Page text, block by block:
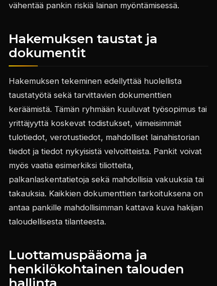
vähentää pankin riskiä lainan myöntämisessä.
Hakemuksen taustat ja
dokumentit
Hakemuksen tekeminen edellyttää huolellista
taustatyötä sekä tarvittavien dokumenttien
keräämistä. Tämän ryhmään kuuluvat työsopimus tai
yrittäjyyttä koskevat todistukset, viimeisimmät
tulotiedot, verotustiedot, mahdolliset lainahistorian
tiedot ja tiedot nykyisistä velvoitteista. Pankit voivat
myös vaatia esimerkiksi tiliotteita,
palkanlaskentatietoja sekä mahdollisia vakuuksia tai
takauksia. Kaikkien dokumenttien tarkoituksena on
antaa pankille mahdollisimman kattava kuva hakijan
taloudellisesta tilanteesta.
Luottamuspääoma ja
henkilökohtainen talouden